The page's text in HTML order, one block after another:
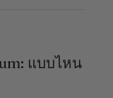
แบบไหน